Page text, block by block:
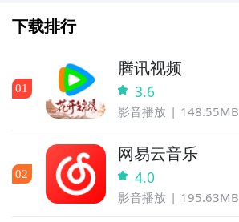
下载排行
01
腾讯视频
3.6
影音播放 148.55MB
02
网易云音乐
4.0
影音播放 195.63MB